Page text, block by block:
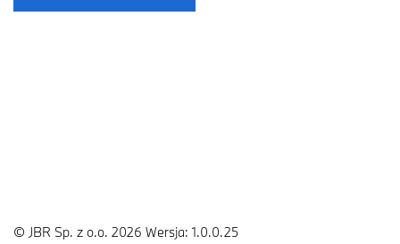
© JBR Sp. z o.o. 2026 Wersja: 1.0.0.25